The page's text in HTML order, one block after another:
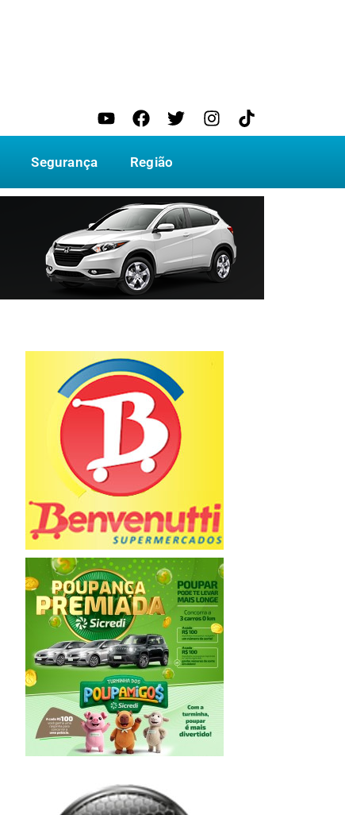
Segurança Região